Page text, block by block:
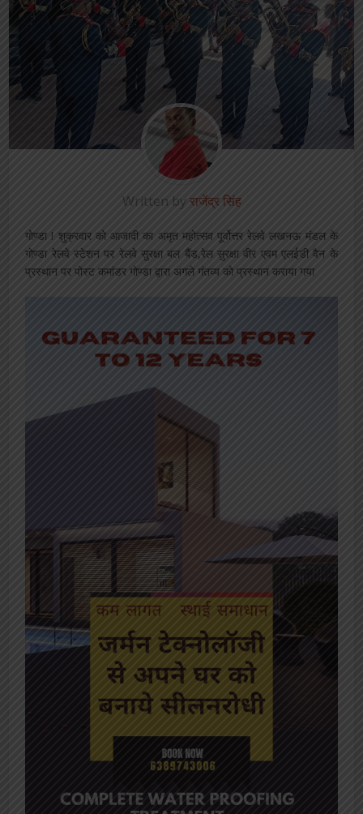
Written by राजेंद्र सिंह
गोण्डा ! शुक्रवार को आजादी का अमृत महोत्सव पूर्वोत्तर रेलवे लखनऊ मंडल के
गोण्डा रेलवे स्टेशन पर रेलवे सुरक्षा बल बैंड,रेल सुरक्षा वीर एवम एलईडी वैन के
प्रस्थान पर पोस्ट कमांडर गोण्डा द्वारा अगले गंतव्य को प्रस्थान कराया गया